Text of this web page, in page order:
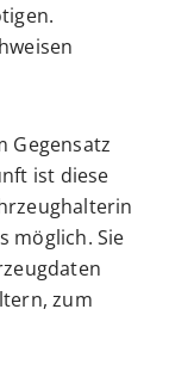
Gegensatz
ist diese
möglich. Sie
zum